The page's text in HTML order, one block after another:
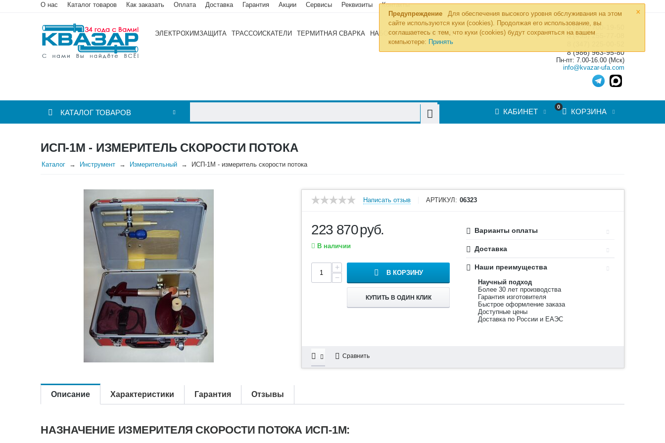
×
Предупреждение
Для обеспечения высокого уровня обслуживания на этом
сайте используются куки (cookies). Продолжая его использование, вы
соглашаетесь с тем, что куки (cookies) будут сохраняться на вашем
компьютере: Принять
О нас Каталог товаров Как заказать Оплата Доставка Гарантия Акции Сервисы Реквизиты Контакты
ЭЛЕКТРОХИМЗАЩИТА ТРАССОИСКАТЕЛИ ТЕРМИТНАЯ СВАРКА НАБОРЫ ИНСТРУМЕНТОВ »
8 (800) 700-19-50
8 (495) 255-77-08
8 (986) 963-95-80
Пн-пт: 7.00-16.00 (Мск)
info@kvazar-ufa.com
КАТАЛОГ ТОВАРОВ
0
КОРЗИНА
КАБИНЕТ
ИСП-1М - ИЗМЕРИТЕЛЬ СКОРОСТИ ПОТОКА
Каталог Инструмент Измерительный ИСП-1М - измеритель скорости потока
Написать отзыв АРТИКУЛ: 06323
223 870руб.
В наличии
+
−
В КОРЗИНУ
КУПИТЬ В ОДИН КЛИК
Варианты оплаты
Доставка
Наши преимущества
Научный подход
Более 30 лет производства
Гарантия изготовителя
Быстрое оформление заказа
Доступные цены
Доставка по России и ЕАЭС
Сравнить
Описание Характеристики Гарантия Отзывы
НАЗНАЧЕНИЕ ИЗМЕРИТЕЛЯ СКОРОСТИ ПОТОКА ИСП-1М: